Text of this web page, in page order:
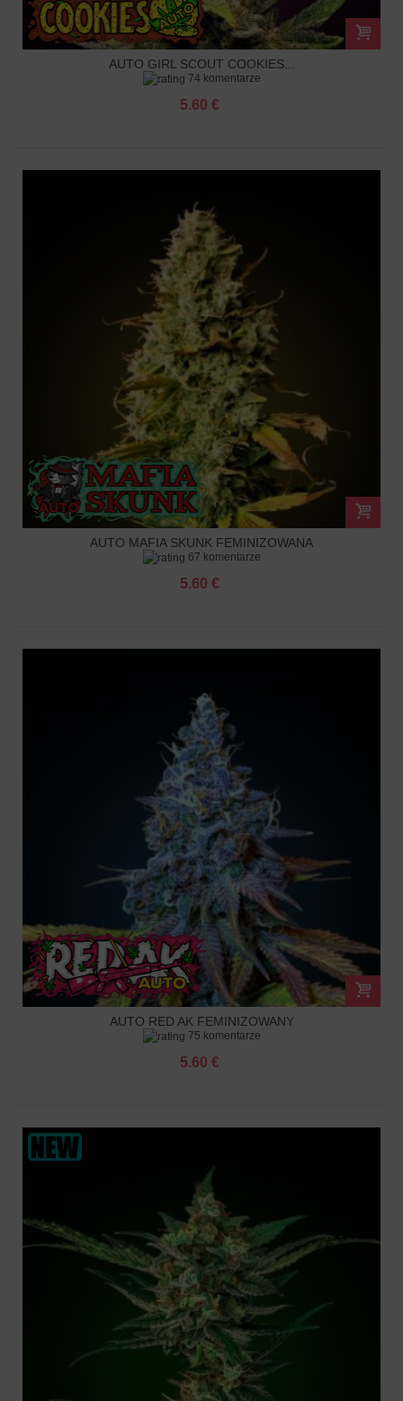
AUTO GIRL SCOUT COOKIES...
74 komentarze
5.60 €
AUTO MAFIA SKUNK FEMINIZOWANA
67 komentarze
5.60 €
AUTO RED AK FEMINIZOWANY
75 komentarze
5.60 €